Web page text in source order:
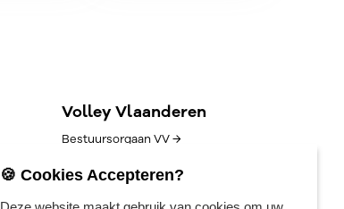
Volley Vlaanderen
Bestuursorgaan VV →
Competitie/uitslagen →
🍪 Cookies Accepteren?